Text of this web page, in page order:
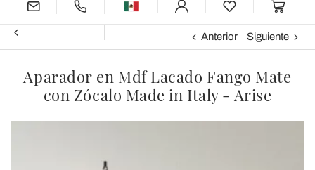
Anterior Siguiente
Aparador en Mdf Lacado Fango Mate
con Zócalo Made in Italy - Arise